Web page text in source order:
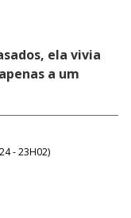
ela vivia
a um
- 23H02)